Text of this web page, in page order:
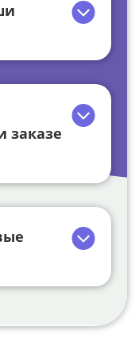
заказе